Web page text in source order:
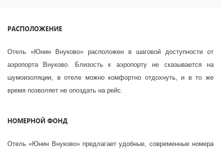
РАСПОЛОЖЕНИЕ
Отель «Юнин Внуково» расположен в шаговой доступности от
аэропорта Внуково. Близость к аэропорту не сказывается на
шумоизоляции, в отеле можно комфортно отдохнуть, и в то же
время позволяет не опоздать на рейс.
НОМЕРНОЙ ФОНД
Отель «Юнин Внуково» предлагает удобные, современные номера